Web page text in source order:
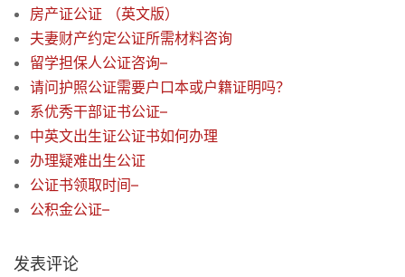
房产证公证 （英文版）
夫妻财产约定公证所需材料咨询
留学担保人公证咨询–
请问护照公证需要户口本或户籍证明吗？
系优秀干部证书公证–
中英文出生证公证书如何办理
办理疑难出生公证
公证书领取时间–
公积金公证–
发表评论